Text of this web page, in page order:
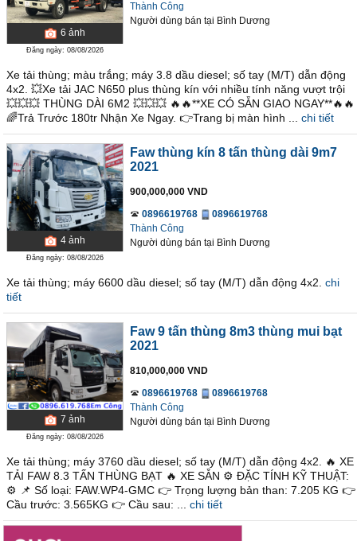
6 ảnh
Đăng ngày: 08/08/2026
Thành Công
Người dùng bán tại Bình Dương
Xe tải thùng; màu trắng; máy 3.8 dầu diesel; số tay (M/T) dẫn động
4x2. 💥Xe tải JAC N650 plus thùng kín với nhiều tính năng vượt trội
💥💥💥 THÙNG DÀI 6M2 💥💥💥 🔥🔥**XE CÓ SẴN GIAO NGAY**🔥🔥
🌈Trả Trước 180tr Nhận Xe Ngay. 👉Trang bị màn hình ...
chi tiết
4 ảnh
Đăng ngày: 08/08/2026
Faw thùng kín 8 tấn thùng dài 9m7
2021
900,000,000 VND
0896619768
0896619768
Thành Công
Người dùng bán tại Bình Dương
Xe tải thùng; máy 6600 dầu diesel; số tay (M/T) dẫn động 4x2. chi
tiết
7 ảnh
Đăng ngày: 08/08/2026
Faw 9 tấn thùng 8m3 thùng mui bạt
2021
810,000,000 VND
0896619768
0896619768
Thành Công
Người dùng bán tại Bình Dương
Xe tải thùng; máy 3760 dầu diesel; số tay (M/T) dẫn động 4x2. 🔥 XE
TẢI FAW 8.3 TẤN THÙNG BẠT 🔥 XE SẴN ⚙ ĐẶC TÍNH KỸ THUẬT:
⚙ 📌 Số loại: FAW.WP4-GMC 👉 Trọng lượng bản than: 7.205 KG 👉
Cầu trước: 3.565KG 👉 Cầu sau: ...
chi tiết